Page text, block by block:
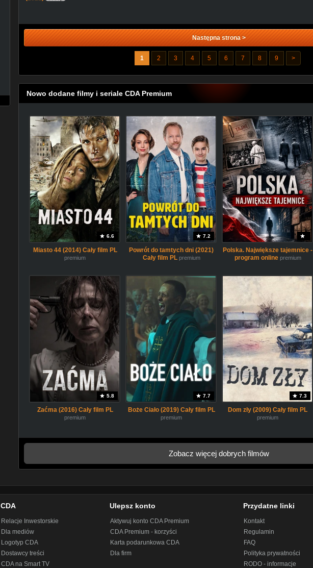
Następna strona >
1 2 3 4 5 6 7 8 9 >
Nowo dodane filmy i seriale CDA Premium
6.6
Miasto 44 (2014) Cały film PL
premium
7.2
Powrót do tamtych dni (2021)
Cały film PL premium
Polska. Największe tajemnice -
program online premium
5.8
Zaćma (2016) Cały film PL
premium
7.7
Boże Ciało (2019) Cały film PL
premium
7.3
Dom zły (2009) Cały film PL
premium
Zobacz więcej dobrych filmów
CDA
Relacje Inwestorskie
Dla mediów
Logotyp CDA
Dostawcy treści
CDA na Smart TV
Ulepsz konto
Aktywuj konto CDA Premium
CDA Premium - korzyści
Karta podarunkowa CDA
Dla firm
Przydatne linki
Kontakt
Regulamin
FAQ
Polityka prywatności
RODO - informacje